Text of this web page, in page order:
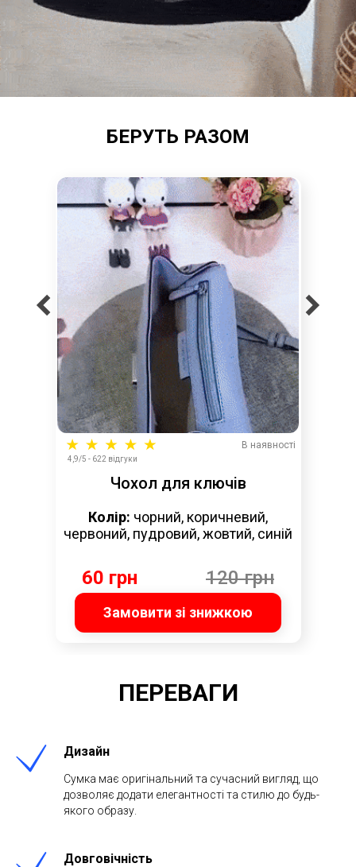
БЕРУТЬ РАЗОМ
В наявності
60 грн 120 грн
4,9/5 - 622 відгуки
Колір: чорний, коричневий,
червоний, пудровий, жовтий, синій
Замовити зі знижкою
Чохол для ключів
ПЕРЕВАГИ
Дизайн
Сумка має оригінальний та сучасний вигляд, що
дозволяє додати елегантності та стилю до будь-
якого образу.
Довговічність